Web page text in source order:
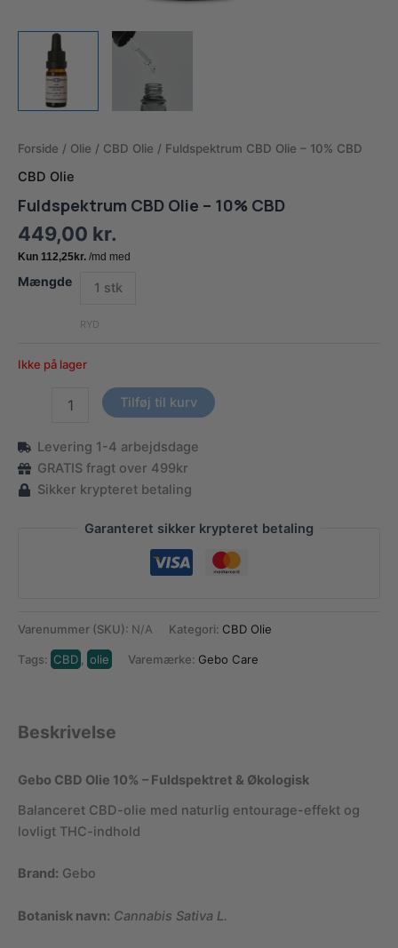
Forside / Olie / CBD Olie / Fuldspektrum CBD Olie – 10% CBD
CBD Olie
Fuldspektrum CBD Olie – 10% CBD
449,00 kr.
Mængde 1 stk
RYD
Ikke på lager
-
10%
CBD
antal
Tilføj til kurv
Levering 1-4 arbejdsdage
GRATIS fragt over 499kr
Sikker krypteret betaling
Garanteret sikker krypteret betaling
Varenummer (SKU): N/A Kategori: CBD Olie
Tags: CBD olie Varemærke: Gebo Care
Beskrivelse
Gebo CBD Olie 10% – Fuldspektret & Økologisk
Balanceret CBD-olie med naturlig entourage-effekt og
lovligt THC-indhold
Brand: Gebo
Botanisk navn: Cannabis Sativa L.